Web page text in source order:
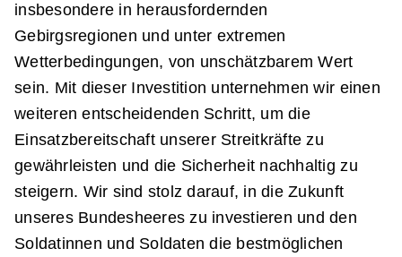
insbesondere in herausfordernden
Gebirgsregionen und unter extremen
Wetterbedingungen, von unschätzbarem Wert
sein. Mit dieser Investition unternehmen wir einen
weiteren entscheidenden Schritt, um die
Einsatzbereitschaft unserer Streitkräfte zu
gewährleisten und die Sicherheit nachhaltig zu
steigern. Wir sind stolz darauf, in die Zukunft
unseres Bundesheeres zu investieren und den
Soldatinnen und Soldaten die bestmöglichen